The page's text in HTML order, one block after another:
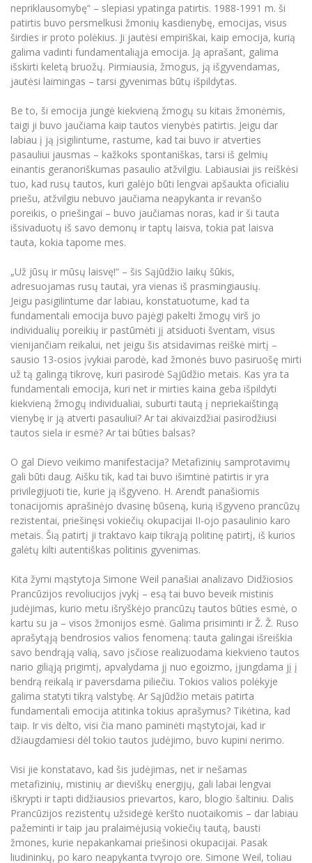
Universiteto teatras
MRU pop vokalinis ansamblis (vadovas Artūras
Novikas)
MRU merginų choras
Neformaliuoju ir (ar) savišvietos būdu įgytų
kompetencijų vertinimas ir pripažinimas
Studijų organizavimas
Erasmus+ mobilumas praktikoms (SMP)
Kitos galimybės
Partnerystės
Azijos centras
Vilniaus Karaliaus Sedžiongo institutas
Emocinė gerovė
Mokslo laboratorijos
Žmogaus, aplinkos ir technologijų (HET)
Doktorantūra
Projektai
Akademinė leidyba
Mokymų LAB
Mokslo naujienos
Kasmetiniai mokslo renginiai
Veiklos dokumentai
Akademinė etika
Darbas MRU
Universiteto simbolika
Atributika
Naujienos
Tarptautiškumas
Studentams
Darbuotojams
Partnerystės
Azijos centras
Vilniaus Karaliaus Sedžiongo institutas
Frankofoniškų šalių studijų centras
Partnerystės
Azijos centras
Vilniaus Karaliaus Sedžiongo institutas
Frankofoniškų šalių studijų centras
Darnus vystymasis
Negalia ir individualieji poreikiai
Viešai skelbiama informacija
Parama Ukrainai
Civilinė sauga
Korupcijos prevencija
Sūduvos akademija
Tinklalaidės
Bakalauro studijos
Magistrantūros studijos
Vadovų MBA
Teisės LL.M.
Papildomosios studijos
Pedagogų rengimas
Doktorantūros studijos
Profesinės bakalauro studijos
Personalo valdymo centras
Privačių interesų deklaravimas
Informacija naujiems darbuotojams
Studijų Moodle (studijų vykdymui)
Darbuotojų Moodle (kompetencijų tobulinimui)
Studijų tvarkaraštis
Informacinė sistema "Studijos"
Darbuotojų elektroninis paštas
Daugiafaktorinė autentifikacija universiteto
darbuotojams (MFA)
Mokslininkų profiliai "CRIS"
Bendruomenės gerovė
Darbuotojų kvalifikacijos kėlimas
Intranetas
eDVS
Microsoft Office 365
MRU mobilios programėlės
Pagalbos sistema
Kontaktų paieška
nepriklausomybę“ – slepiasi ypatinga patirtis. 1988-1991 m. ši
patirtis buvo persmelkusi žmonių kasdienybę, emocijas, visus
širdies ir proto polėkius. Ji jautėsi empiriškai, kaip emocija, kurią
galima vadinti fundamentaliąja emocija. Ją aprašant, galima
išskirti keletą bruožų. Pirmiausia, žmogus, ją išgyvendamas,
jautėsi laimingas – tarsi gyvenimas būtų išpildytas.
Be to, ši emocija jungė kiekvieną žmogų su kitais žmonėmis,
taigi ji buvo jaučiama kaip tautos vienybės patirtis. Jeigu dar
labiau į ją įsigilintume, rastume, kad tai buvo ir atverties
pasauliui jausmas – kažkoks spontaniškas, tarsi iš gelmių
einantis geranoriškumas pasaulio atžvilgiu. Labiausiai jis reiškėsi
tuo, kad rusų tautos, kuri galėjo būti lengvai apšaukta oficialiu
priešu, atžvilgiu nebuvo jaučiama neapykanta ir revanšo
poreikis, o priešingai – buvo jaučiamas noras, kad ir ši tauta
išsivaduotų iš savo demonų ir taptų laisva, tokia pat laisva
tauta, kokia tapome mes.
„Už jūsų ir mūsų laisvę!“ – šis Sąjūdžio laikų šūkis,
adresuojamas rusų tautai, yra vienas iš prasmingiausių.
Jeigu pasigilintume dar labiau, konstatuotume, kad ta
fundamentali emocija buvo pajėgi pakelti žmogų virš jo
individualių poreikių ir pastūmėti jį atsiduoti šventam, visus
vienijančiam reikalui, net jeigu šis atsidavimas reiškė mirtį –
sausio 13-osios įvykiai parodė, kad žmonės buvo pasiruošę mirti
už tą galingą tikrovę, kuri pasirodė Sąjūdžio metais. Kas yra ta
fundamentali emocija, kuri net ir mirties kaina geba išpildyti
kiekvieną žmogų individualiai, suburti tautą į nepriekaištingą
vienybę ir ją atverti pasauliui? Ar tai akivaizdžiai pasirodžiusi
tautos siela ir esmė? Ar tai būties balsas?
O gal Dievo veikimo manifestacija? Metafizinių samprotavimų
gali būti daug. Aišku tik, kad tai buvo išimtinė patirtis ir yra
privilegijuoti tie, kurie ją išgyveno. H. Arendt panašiomis
tonacijomis aprašinėjo dvasinę būseną, kurią išgyveno prancūzų
rezistentai, priešinęsi vokiečių okupacijai II-ojo pasaulinio karo
metais. Šią patirtį ji traktavo kaip tikrąją politinę patirtį, iš kurios
galėtų kilti autentiškas politinis gyvenimas.
Kita žymi mąstytoja Simone Weil panašiai analizavo Didžiosios
Prancūzijos revoliucijos įvykį – esą tai buvo beveik mistinis
judėjimas, kurio metu išryškėjo prancūzų tautos būties esmė, o
kartu su ja – visos žmonijos esmė. Galima prisiminti ir Ž. Ž. Ruso
aprašytąją bendrosios valios fenomeną: tauta galingai išreiškia
savo bendrąją valią, savo įsčiose realizuodama kiekvieno tautos
nario giliąją prigimtį, apvalydama jį nuo egoizmo, įjungdama jį į
bendrą reikalą ir paversdama piliečiu. Tokios valios polėkyje
galima statyti tikrą valstybę. Ar Sąjūdžio metais patirta
fundamentali emocija atitinka tokius aprašymus? Tikėtina, kad
taip. Ir vis dėlto, visi čia mano paminėti mąstytojai, kad ir
džiaugdamiesi dėl tokio tautos judėjimo, buvo kupini nerimo.
Visi jie konstatavo, kad šis judėjimas, net ir nešamas
metafizinių, mistinių ar dieviškų energijų, gali labai lengvai
iškrypti ir tapti didžiausios prievartos, karo, blogio šaltiniu. Dalis
Prancūzijos rezistentų užsidegė keršto nuotaikomis – dar labiau
pažeminti ir taip jau pralaimėjusią vokiečių tautą, bausti
žmones, kurie nepakankamai priešinosi okupacijai. Pasak
liudininkų, po karo neapykanta tvyrojo ore. Simone Weil, toliau